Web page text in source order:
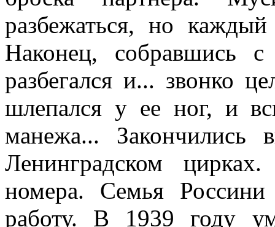
разбежаться, но каждый
Наконец, собравшись
разбегался и... звонко
шлепался у ее ног, и
манежа... Закончились
Ленинградском
номера. Семья Россини
работу. В 1939 году